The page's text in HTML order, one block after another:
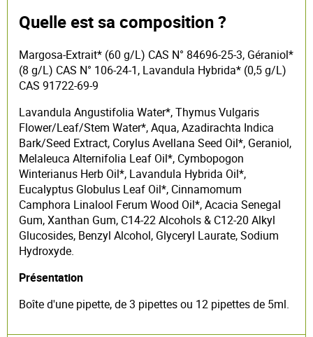
Quelle est sa composition ?
Margosa-Extrait* (60 g/L) CAS N° 84696-25-3, Géraniol*
(8 g/L) CAS N° 106-24-1, Lavandula Hybrida* (0,5 g/L)
CAS 91722-69-9
Lavandula Angustifolia Water*, Thymus Vulgaris
Flower/Leaf/Stem Water*, Aqua, Azadirachta Indica
Bark/Seed Extract, Corylus Avellana Seed Oil*, Geraniol,
Melaleuca Alternifolia Leaf Oil*, Cymbopogon
Winterianus Herb Oil*, Lavandula Hybrida Oil*,
Eucalyptus Globulus Leaf Oil*, Cinnamomum
Camphora Linalool Ferum Wood Oil*, Acacia Senegal
Gum, Xanthan Gum, C14-22 Alcohols & C12-20 Alkyl
Glucosides, Benzyl Alcohol, Glyceryl Laurate, Sodium
Hydroxyde.
Présentation
Boîte d'une pipette, de 3 pipettes ou 12 pipettes de 5ml.